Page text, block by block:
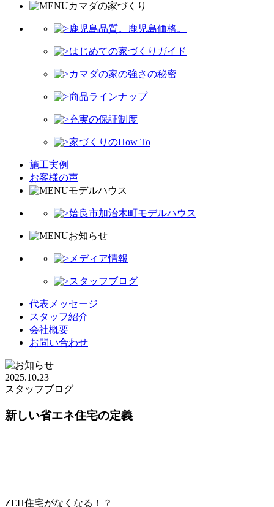
カマダの家づくり
鹿児島品質。鹿児島価格。
はじめての家づくりガイド
カマダの家の強さの秘密
商品ラインナップ
充実の保証制度
家づくりのHow To
施工実例
お客様の声
モデルハウス
姶良市加治木町モデルハウス
お知らせ
メディア情報
スタッフブログ
代表メッセージ
スタッフ紹介
会社概要
お問い合わせ
2025.10.23
スタッフブログ
新しい省エネ住宅の定義
ZEH住宅がなくなる！？